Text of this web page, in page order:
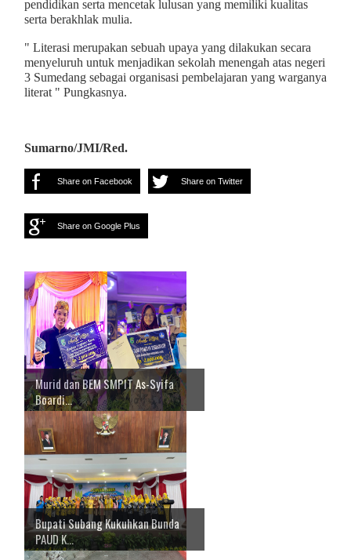
pendidikan serta mencetak lulusan yang memiliki kualitas
serta berakhlak mulia.
" Literasi merupakan sebuah upaya yang dilakukan secara
menyeluruh untuk menjadikan sekolah menengah atas negeri
3 Sumedang sebagai organisasi pembelajaran yang warganya
literat " Pungkasnya.
Sumarno/JMI/Red.
Share on Facebook Share on Twitter
Share on Google Plus
Murid dan BEM SMPIT As-Syifa
Boardi...
Bupati Subang Kukuhkan Bunda
PAUD K...